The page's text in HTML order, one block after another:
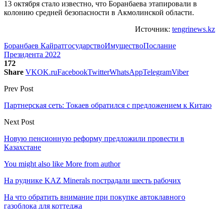
13 октября стало известно, что Боранбаева этапировали в
колонию средней безопасности в Акмолинской области.
Источник: tengrinews.kz
Боранбаев КайратгосударствоИмуществоПослание
Президента 2022
172
Share VKOK.ruFacebookTwitterWhatsAppTelegramViber
Prev Post
Партнерская сеть: Токаев обратился с предложением к Китаю
Next Post
Новую пенсионную реформу предложили провести в
Казахстане
You might also like More from author
На руднике KAZ Minerals пострадали шесть рабочих
На что обратить внимание при покупке автоклавного
газоблока для коттеджа